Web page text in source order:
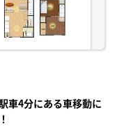
車4分にある車移動に